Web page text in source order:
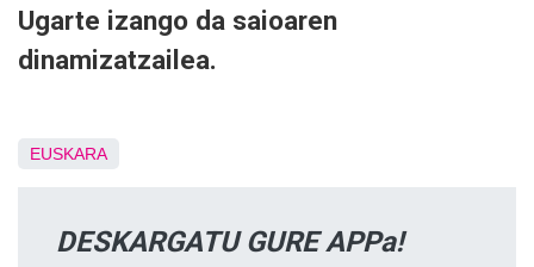
Ugarte izango da saioaren
dinamizatzailea.
EUSKARA
DESKARGATU GURE APPa!